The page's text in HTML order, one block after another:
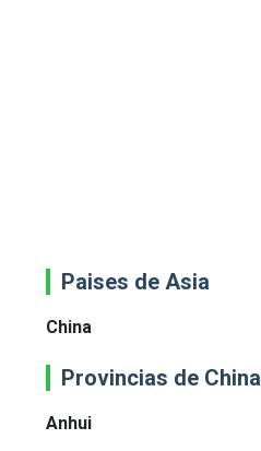
Paises de Asia
China
Provincias de China
Anhui